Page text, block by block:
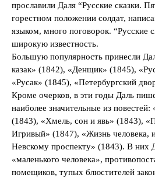
прославили Даля “Русские сказки.
горестном положении солдат,
языком, много поговорок. “Русские
широкую известность.
Большую популярность принесли
казак» (1842), «Денщик» (1845),
«Русак» (1845), «Петербургский
Кроме очерков, в эти годы Даль
наиболее значительные из
(1843), «Хмель, сон и явь» (1843),
Игривый» (1847), «Жизнь человека,
Невскому проспекту» (1843). В них
«маленького человека»,
помещиков, тупых блюстителей